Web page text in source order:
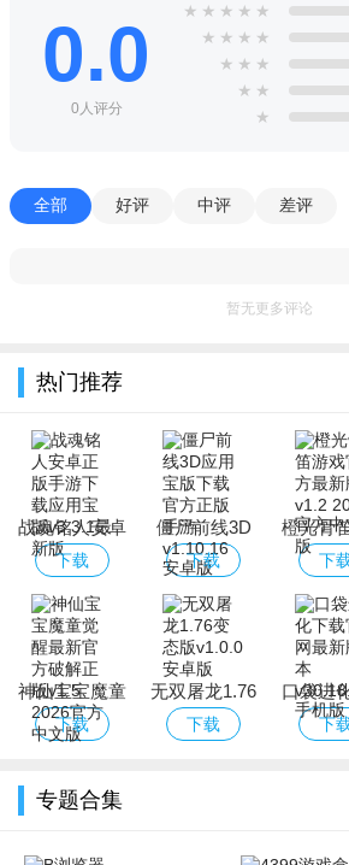
0.0
0人评分
★ ★ ★ ★ ★
★ ★ ★ ★
★ ★ ★
★ ★
★
全部 好评 中评 差评
暂无更多评论
热门推荐
战魂铭人安卓
正版手游下载
应用宝版
下载
僵尸前线3D
应用宝版下载
官方正版手游
下载
橙光骨
官方最
下
神仙宝宝魔童
觉醒最新官方
下载
无双屠龙1.76
变态版
下载
口袋进
官网最
下
专题合集